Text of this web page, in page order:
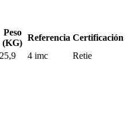
Peso
(KG)
Referencia Certificación
25,9 4 imc Retie